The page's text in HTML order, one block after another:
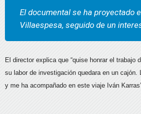
El documental se ha proyectado
Villaespesa, seguido de un
El director explica que “quise honrar el trabajo
su labor de investigación quedara en un cajón.
y me ha acompañado en este viaje Iván